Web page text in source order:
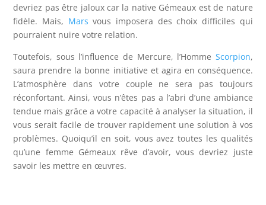
devriez pas être jaloux car la native Gémeaux est de nature
fidèle. Mais, Mars vous imposera des choix difficiles qui
pourraient nuire votre relation.
Toutefois, sous l’influence de Mercure, l’Homme Scorpion,
saura prendre la bonne initiative et agira en conséquence.
L’atmosphère dans votre couple ne sera pas toujours
réconfortant. Ainsi, vous n’êtes pas a l’abri d’une ambiance
tendue mais grâce a votre capacité à analyser la situation, il
vous serait facile de trouver rapidement une solution à vos
problèmes. Quoiqu’il en soit, vous avez toutes les qualités
qu’une femme Gémeaux rêve d’avoir, vous devriez juste
savoir les mettre en œuvres.